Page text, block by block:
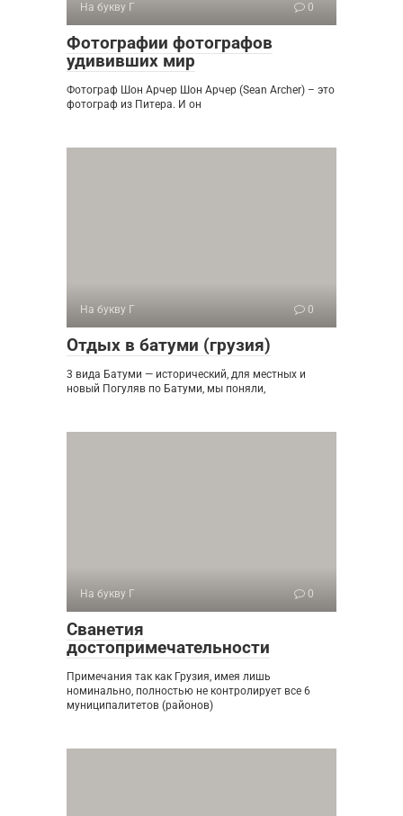
На букву Г 0
Фотографии фотографов
удививших мир
Фотограф Шон Арчер Шон Арчер (Sean Archer) – это
фотограф из Питера. И он
На букву Г 0
Отдых в батуми (грузия)
3 вида Батуми — исторический, для местных и
новый Погуляв по Батуми, мы поняли,
На букву Г 0
Сванетия
достопримечательности
Примечания так как Грузия, имея лишь
номинально, полностью не контролирует все 6
муниципалитетов (районов)